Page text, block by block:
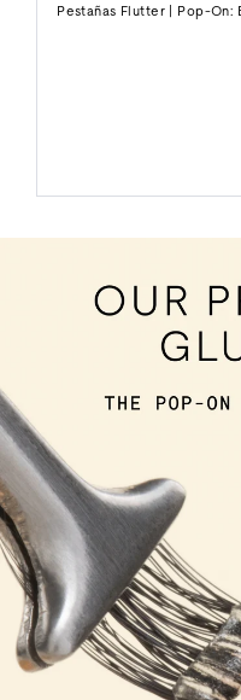
Pestañas Flutter | Pop-On: